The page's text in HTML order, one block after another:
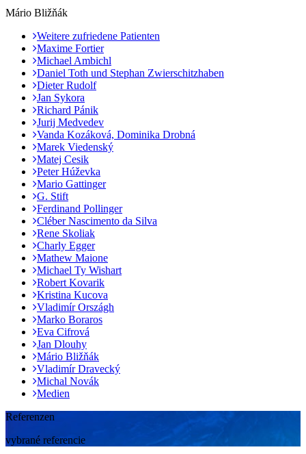
Mário Bližňák
Weitere zufriedene Patienten
Maxime Fortier
Michael Ambichl
Daniel Toth und Stephan Zwierschitzhaben
Dieter Rudolf
Jan Sykora
Richard Pánik
Jurij Medvedev
Vanda Kozáková, Dominika Drobná
Marek Viedenský
Matej Cesik
Peter Húževka
Mario Gattinger
G. Stift
Ferdinand Pollinger
Cléber Nascimento da Silva
Rene Skoliak
Charly Egger
Mathew Maione
Michael Ty Wishart
Robert Kovarik
Kristina Kucova
Vladimír Országh
Marko Boraros
Eva Cifrová
Jan Dlouhy
Mário Bližňák
Vladimír Dravecký
Michal Novák
Medien
Referenzen
vybrané referencie